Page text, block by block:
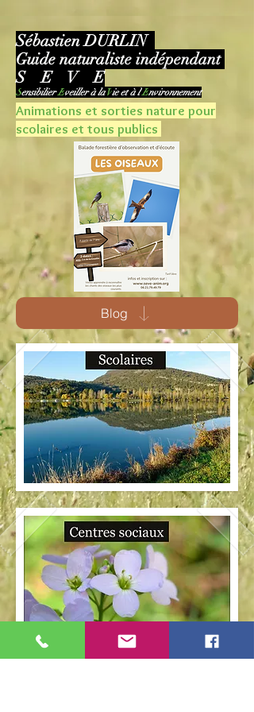
Sébastien DURLIN
Guide naturaliste indépendant
S E V E
SensibilierEveiller à laVie et à l'Environnement
Animations et sorties nature pour
scolaires et tous publics
Blog